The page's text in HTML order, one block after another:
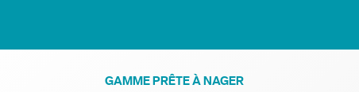
GAMME PRÊTE À NAGER